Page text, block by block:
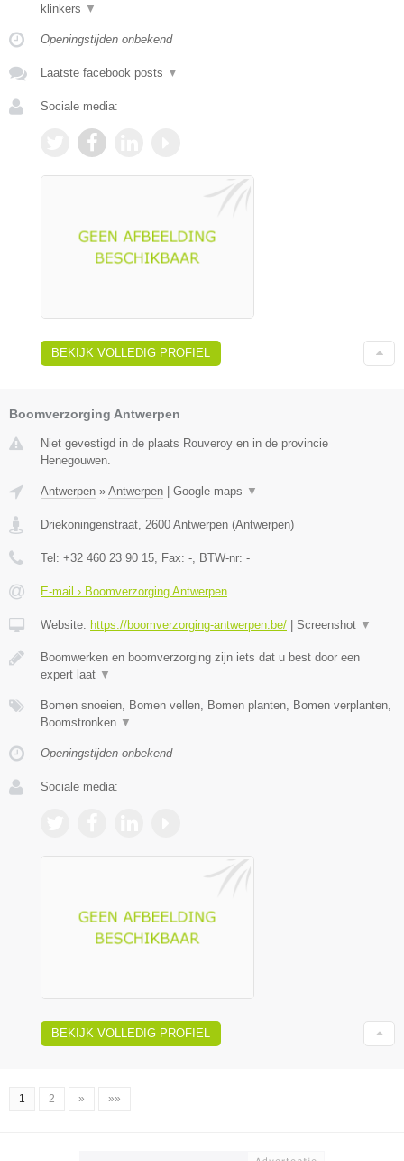
klinkers ▼
Openingstijden onbekend
Laatste facebook posts ▼
Sociale media:
BEKIJK VOLLEDIG PROFIEL
Boomverzorging Antwerpen
Niet gevestigd in de plaats Rouveroy en in de provincie
Henegouwen.
Antwerpen » Antwerpen Google maps ▼
Driekoningenstraat 2600 Antwerpen (Antwerpen)
Tel: +32 460 23 90 15 , Fax: - , BTW-nr: -
E-mail › Boomverzorging Antwerpen
Website: https://boomverzorging-antwerpen.be/ Screenshot ▼
Boomwerken en boomverzorging zijn iets dat u best door een
expert laat ▼
Bomen snoeien, Bomen vellen, Bomen planten, Bomen verplanten,
Boomstronken ▼
Openingstijden onbekend
Sociale media:
BEKIJK VOLLEDIG PROFIEL
1 2 » »»